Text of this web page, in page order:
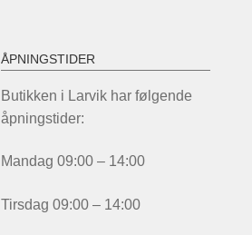
ÅPNINGSTIDER
Butikken i Larvik har følgende
åpningstider:
Mandag 09:00 – 14:00
Tirsdag 09:00 – 14:00